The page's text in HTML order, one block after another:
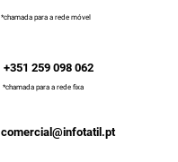
*chamada para a rede móvel
+351 259 098 062
*chamada para a rede fixa
comercial@infotatil.pt